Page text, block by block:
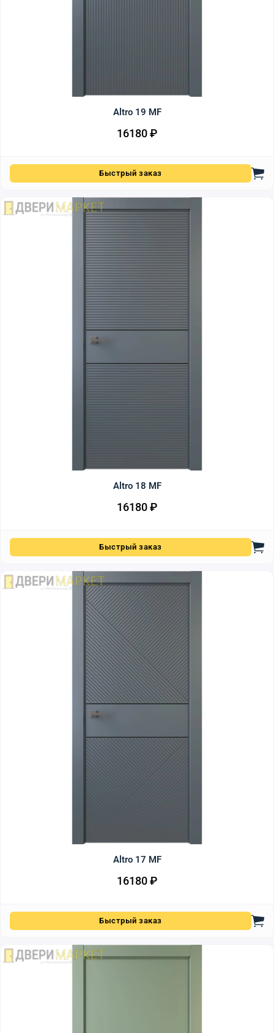
Altro 19 MF
16180₽
Быстрый заказ
Altro 18 MF
16180₽
Быстрый заказ
Altro 17 MF
16180₽
Быстрый заказ